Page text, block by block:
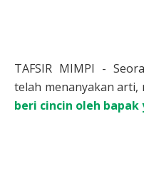
TAFSIR MIMPI -
telah menanyakan arti,
beri cincin oleh